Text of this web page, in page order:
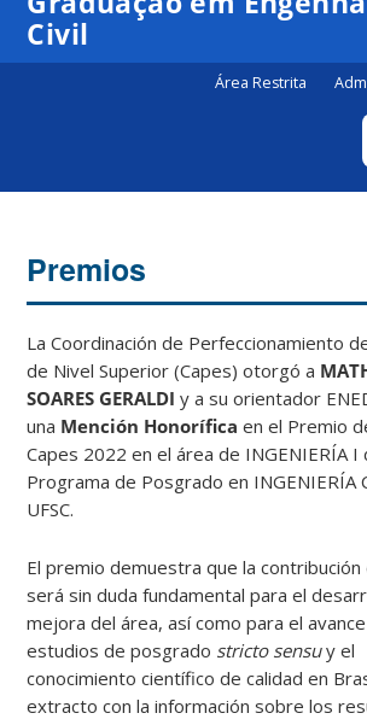
Civil
Área Restrita
Premios
La Coordinación de Perfeccionamiento
de Nivel Superior (Capes) otorgó a
SOARES GERALDIy a su orientador
una Mención Honorífica en el Premio
Capes 2022 en el área de INGENIERÍA I
Programa de Posgrado en INGENIERÍA
UFSC.
El premio demuestra que la
será sin duda fundamental para el
mejora del área, así como para el
estudios de posgrado stricto sensuy el
conocimiento científico de calidad en
extracto con la información sobre los